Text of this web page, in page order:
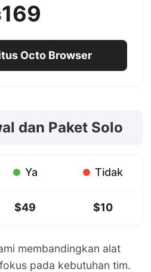
169
Octo Browser
dan Paket Solo
Ya Tidak
$49 $10
membandingkan alat
pada kebutuhan tim.